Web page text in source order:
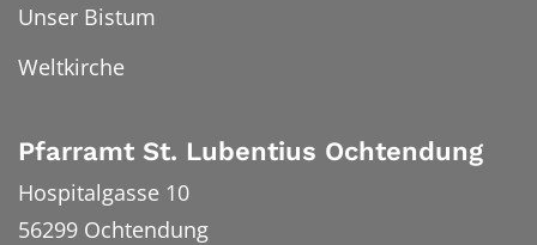
Unser Bistum
Weltkirche
Pfarramt St. Lubentius Ochtendung
Hospitalgasse 10
56299 Ochtendung